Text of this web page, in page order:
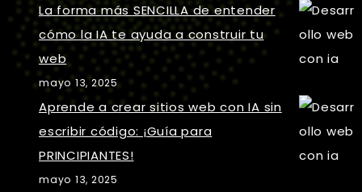
La forma más SENCILLA de entender
cómo la IA te ayuda a construir tu
web
mayo 13, 2025
Aprende a crear sitios web con IA sin
escribir código: ¡Guía para
PRINCIPIANTES!
mayo 13, 2025